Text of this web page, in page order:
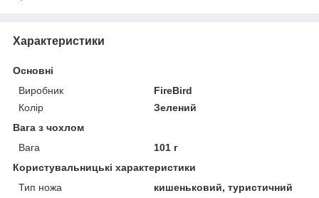
Характеристики
Основні
Виробник
FireBird
Колір
Зелений
Вага з чохлом
Вага
101 г
Користувальницькі характеристики
Тип ножа
кишеньковий, туристичний